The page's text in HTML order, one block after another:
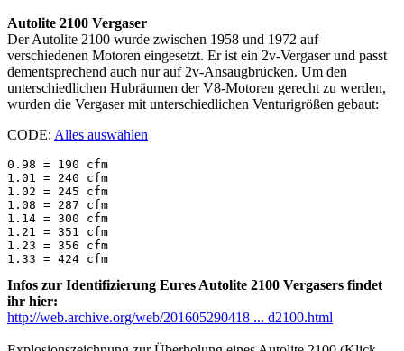
Autolite 2100 Vergaser
Der Autolite 2100 wurde zwischen 1958 und 1972 auf
verschiedenen Motoren eingesetzt. Er ist ein 2v-Vergaser und passt
dementsprechend auch nur auf 2v-Ansaugbrücken. Um den
unterschiedlichen Hubräumen der V8-Motoren gerecht zu werden,
wurden die Vergaser mit unterschiedlichen Venturigrößen gebaut:
CODE: Alles auswählen
0.98 = 190 cfm
1.01 = 240 cfm
1.02 = 245 cfm
1.08 = 287 cfm
1.14 = 300 cfm
1.21 = 351 cfm
1.23 = 356 cfm
Infos zur Identifizierung Eures Autolite 2100 Vergasers findet
ihr hier:
http://web.archive.org/web/201605290418 ... d2100.html